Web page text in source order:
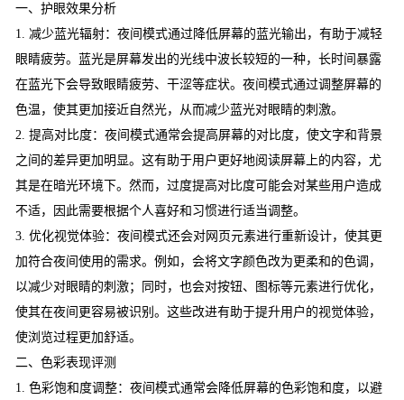
一、护眼效果分析
1. 减少蓝光辐射：夜间模式通过降低屏幕的蓝光输出，有助于减轻
眼睛疲劳。蓝光是屏幕发出的光线中波长较短的一种，长时间暴露
在蓝光下会导致眼睛疲劳、干涩等症状。夜间模式通过调整屏幕的
色温，使其更加接近自然光，从而减少蓝光对眼睛的刺激。
2. 提高对比度：夜间模式通常会提高屏幕的对比度，使文字和背景
之间的差异更加明显。这有助于用户更好地阅读屏幕上的内容，尤
其是在暗光环境下。然而，过度提高对比度可能会对某些用户造成
不适，因此需要根据个人喜好和习惯进行适当调整。
3. 优化视觉体验：夜间模式还会对网页元素进行重新设计，使其更
加符合夜间使用的需求。例如，会将文字颜色改为更柔和的色调，
以减少对眼睛的刺激；同时，也会对按钮、图标等元素进行优化，
使其在夜间更容易被识别。这些改进有助于提升用户的视觉体验，
使浏览过程更加舒适。
二、色彩表现评测
1. 色彩饱和度调整：夜间模式通常会降低屏幕的色彩饱和度，以避